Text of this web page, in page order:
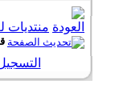
منتديات